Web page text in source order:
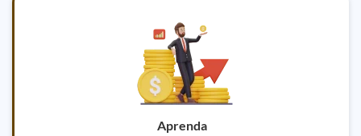
Aprenda